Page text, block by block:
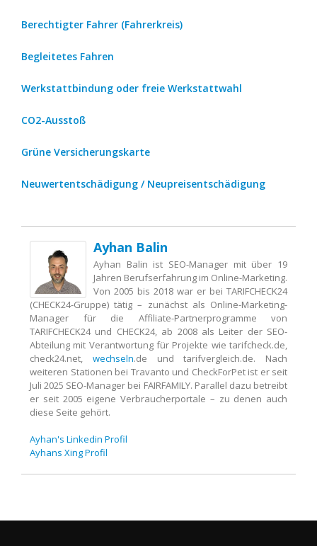
Berechtigter Fahrer (Fahrerkreis)
Begleitetes Fahren
Werkstattbindung oder freie Werkstattwahl
CO2-Ausstoß
Grüne Versicherungskarte
Neuwertentschädigung / Neupreisentschädigung
Ayhan Balin
Ayhan Balin ist SEO-Manager mit über 19
Jahren Berufserfahrung im Online-Marketing.
Von 2005 bis 2018 war er bei TARIFCHECK24
(CHECK24-Gruppe) tätig – zunächst als Online-Marketing-
Manager für die Affiliate-Partnerprogramme von
TARIFCHECK24 und CHECK24, ab 2008 als Leiter der SEO-
Abteilung mit Verantwortung für Projekte wie tarifcheck.de,
check24.net, wechseln.de und tarifvergleich.de. Nach
weiteren Stationen bei Travanto und CheckForPet ist er seit
Juli 2025 SEO-Manager bei FAIRFAMILY. Parallel dazu betreibt
er seit 2005 eigene Verbraucherportale – zu denen auch
diese Seite gehört.
Ayhan's Linkedin Profil
Ayhans Xing Profil